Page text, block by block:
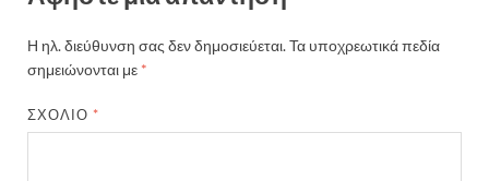
Η ηλ. διεύθυνση σας δεν δημοσιεύεται.Τα υποχρεωτικά πεδία
σημειώνονται με *
ΣΧΌΛΙΟ *